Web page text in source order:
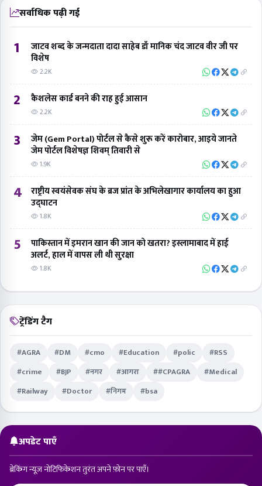
सर्वाधिक पढ़ी गई
1
जाटव शब्द के जन्मदाता दादा साहेब डॉ मानिक चंद जाटव वीर जी पर
विशेष
2.2K
2 कैशलेस कार्ड बनने की राह हुई आसान
2.2K
3
जेम (Gem Portal) पोर्टल से कैसे शुरू करें कारोबार, आइये जानते
जेम पोर्टल विशेषज्ञ शिवम् तिवारी से
1.9K
4
राष्ट्रीय स्वयंसेवक संघ के ब्रज प्रांत के अभिलेखागार कार्यालय का हुआ
उद्घाटन
1.8K
5
पाकिस्तान में इमरान खान की जान को खतरा? इस्लामाबाद में हाई
अलर्ट, हाल में वापस ली थी सुरक्षा
1.8K
ट्रेंडिंग टैग
#AGRA #DM #cmo #Education #polic
#RSS
#crime
#BJP #नगर #आगरा ##CPAGRA
#Medical
#Railway
#Doctor #निगम #bsa
अपडेट पाएँ
ब्रेकिंग न्यूज़ नोटिफिकेशन तुरंत अपने फ़ोन पर पाएँ।